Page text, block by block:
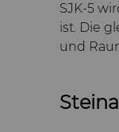
SJK-5
ist. Die
und